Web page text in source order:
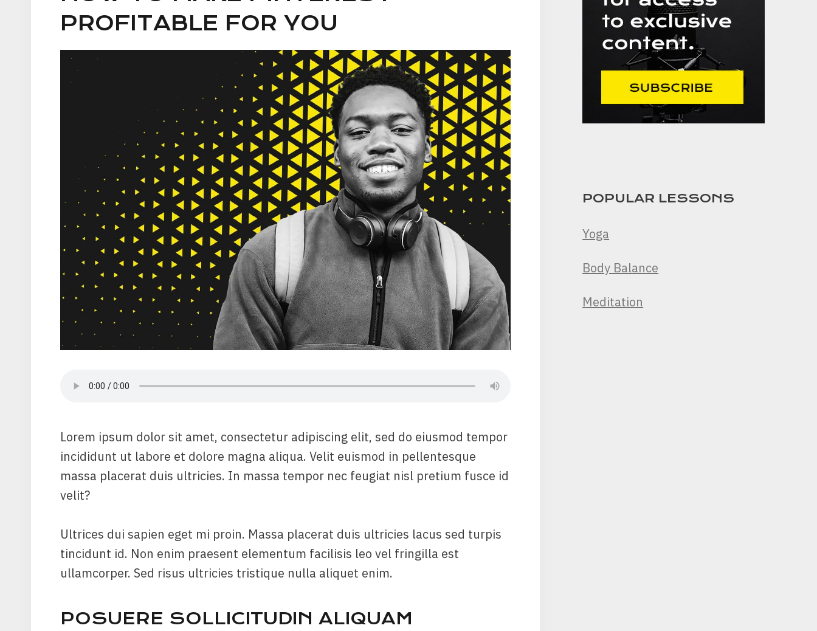
PROFITABLE FOR YOU
Lorem ipsum dolor sit amet, consectetur adipiscing elit, sed do eiusmod tempor
incididunt ut labore et dolore magna aliqua. Velit euismod in pellentesque
massa placerat duis ultricies. In massa tempor nec feugiat nisl pretium fusce id
velit?
Ultrices dui sapien eget mi proin. Massa placerat duis ultricies lacus sed turpis
tincidunt id. Non enim praesent elementum facilisis leo vel fringilla est
ullamcorper. Sed risus ultricies tristique nulla aliquet enim.
POSUERE SOLLICITUDIN ALIQUAM
POPULAR LESSONS
Yoga
Body Balance
Meditation